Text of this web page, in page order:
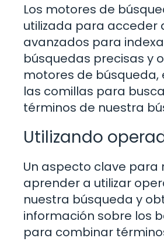
Los motores de
utilizada para acceder
avanzados para
búsquedas precisas y
motores de
las comillas para
términos de nuestra
Utilizando
Un aspecto clave para
aprender a utilizar
nuestra búsqueda y
información sobre los
para combinar